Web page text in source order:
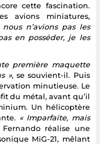
cette fascination.
avions miniatures,
n’avions pas les
en posséder, je les
première maquette
», se souvient-il. Puis
minutieuse. Le
du métal, avant qu’il
Un hélicoptère
« Imparfaite, mais
Fernando réalise une
MiG-21, mêlant